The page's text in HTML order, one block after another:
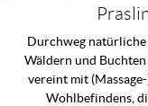
Durchweg natürliche
Wäldern und Buchten
vereint mit
Wohlbefindens,